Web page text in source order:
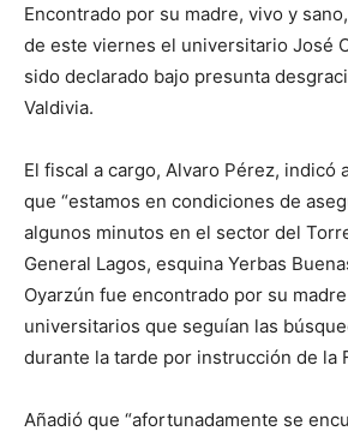
Encontrado por su madre, vivo y
de este viernes el universitario José
sido declarado bajo presunta
Valdivia.
El fiscal a cargo, Alvaro Pérez, indicó
que “estamos en condiciones de
algunos minutos en el sector del
General Lagos, esquina Yerbas
Oyarzún fue encontrado por su
universitarios que seguían las
durante la tarde por instrucción de la
Añadió que “afortunadamente se